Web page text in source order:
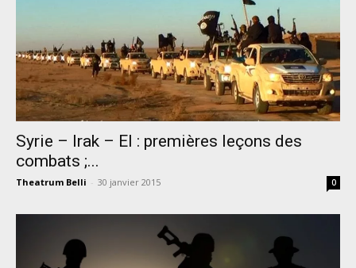
Syrie – Irak – EI : premières leçons des
combats ;...
Theatrum Belli - 30 janvier 2015 0